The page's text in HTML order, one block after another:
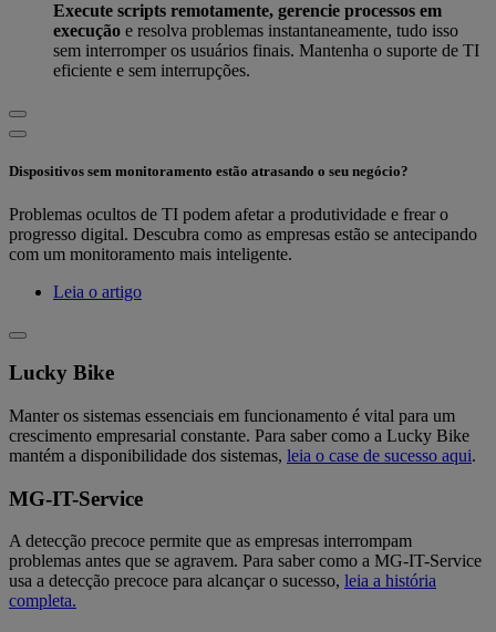
Execute scripts remotamente, gerencie processos em
execução e resolva problemas instantaneamente, tudo isso
sem interromper os usuários finais. Mantenha o suporte de TI
eficiente e sem interrupções.
Dispositivos sem monitoramento estão atrasando o seu negócio?
Problemas ocultos de TI podem afetar a produtividade e frear o
progresso digital. Descubra como as empresas estão se antecipando
com um monitoramento mais inteligente.
Leia o artigo
Lucky Bike
Manter os sistemas essenciais em funcionamento é vital para um
crescimento empresarial constante. Para saber como a Lucky Bike
mantém a disponibilidade dos sistemas, leia o case de sucesso aqui.
MG-IT-Service
A detecção precoce permite que as empresas interrompam
problemas antes que se agravem. Para saber como a MG-IT-Service
usa a detecção precoce para alcançar o sucesso, leia a história
completa.